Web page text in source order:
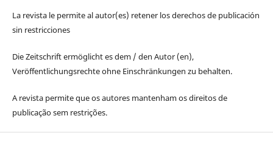
La revista le permite al autor(es) retener los derechos de publicación
sin restricciones
Die Zeitschrift ermöglicht es dem / den Autor (en),
Veröffentlichungsrechte ohne Einschränkungen zu behalten.
A revista permite que os autores mantenham os direitos de
publicação sem restrições.